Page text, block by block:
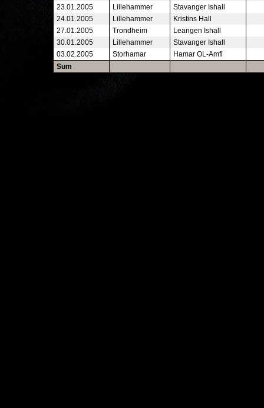
23.01.2005
Lillehammer
Stavanger Ishall
24.01.2005
Lillehammer
Kristins Hall
27.01.2005
Trondheim
Leangen Ishall
30.01.2005
Lillehammer
Stavanger Ishall
03.02.2005
Storhamar
Hamar OL-Amfi
Sum